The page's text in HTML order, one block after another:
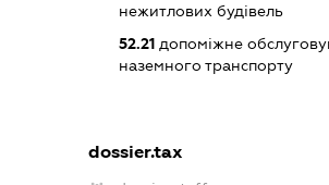
нежитлових будівель
52.21допоміжне
наземного транспорту
dossier.tax